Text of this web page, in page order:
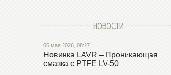
НОВОСТИ
06 мая 2026, 08:27
Новинка LAVR – Проникающая
смазка с PTFE LV-50